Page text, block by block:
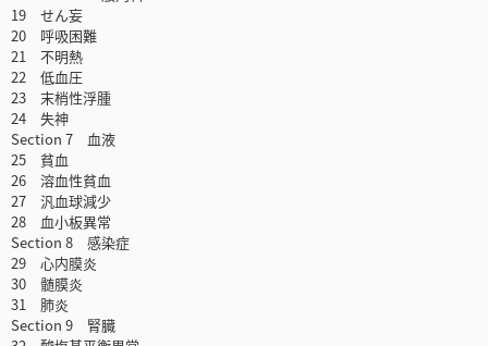
19 せん妄
20 呼吸困難
21 不明熱
22 低血圧
23 末梢性浮腫
24 失神
Section 7 血液
25 貧血
26 溶血性貧血
27 汎血球減少
28 血小板異常
Section 8 感染症
29 心内膜炎
30 髄膜炎
31 肺炎
Section 9 腎臓